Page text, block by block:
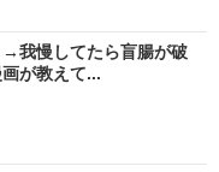
→我慢してたら盲腸が破
が教えて...